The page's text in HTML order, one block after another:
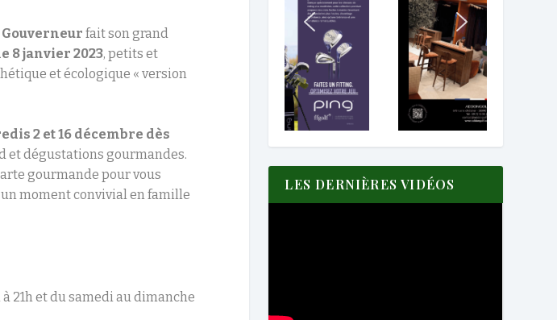
Gouverneurfait son grand
8 janvier 2023, petits et
et écologique « version
2 et 16 décembre dès
et dégustations gourmandes.
gourmande pour vous
moment convivial en famille
21h et du samedi au dimanche
LES DERNIÈRES VIDÉOS